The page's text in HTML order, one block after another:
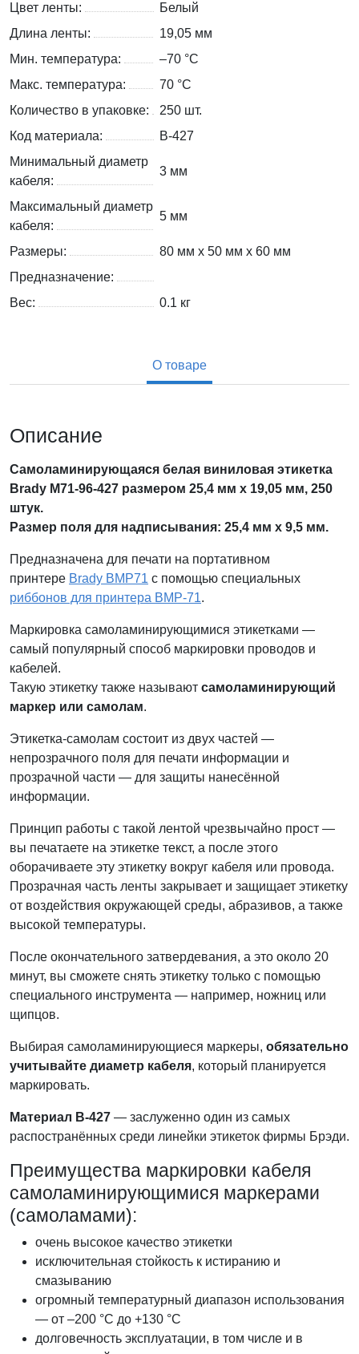
Цвет ленты:
Белый
Длина ленты:
19,05 мм
Мин. температура:
–70 °С
Макс. температура:
70 °С
Количество в упаковке:
250 шт.
Код материала:
B-427
Минимальный диаметр
кабеля:
3 мм
Максимальный диаметр
кабеля:
5 мм
Размеры:
80 мм x 50 мм x 60 мм
Предназначение:
Вес:
0.1 кг
О товаре
Описание
Самоламинирующаяся белая виниловая этикетка
Brady M71-96-427 размером 25,4 мм х 19,05 мм, 250
штук.
Размер поля для надписывания: 25,4 мм х 9,5 мм.
Предназначена для печати на портативном
принтере Brady BMP71 с помощью специальных
риббонов для принтера BMP-71.
Маркировка самоламинирующимися этикетками —
самый популярный способ маркировки проводов и
кабелей.
Такую этикетку также называют самоламинирующий
маркер или самолам.
Этикетка-самолам состоит из двух частей —
непрозрачного поля для печати информации и
прозрачной части — для защиты нанесённой
информации.
Принцип работы с такой лентой чрезвычайно прост —
вы печатаете на этикетке текст, а после этого
оборачиваете эту этикетку вокруг кабеля или провода.
Прозрачная часть ленты закрывает и защищает этикетку
от воздействия окружающей среды, абразивов, а также
высокой температуры.
После окончательного затвердевания, а это около 20
минут, вы сможете снять этикетку только с помощью
специального инструмента — например, ножниц или
щипцов.
Выбирая самоламинирующиеся маркеры, обязательно
учитывайте диаметр кабеля, который планируется
маркировать.
Материал B-427 — заслуженно один из самых
распостранённых среди линейки этикеток фирмы Брэди.
Преимущества маркировки кабеля
самоламинирующимися маркерами
(самоламами):
очень высокое качество этикетки
исключительная стойкость к истиранию и
смазыванию
огромный температурный диапазон использования
— от –200 °C до +130 °C
долговечность эксплуатации, в том числе и в